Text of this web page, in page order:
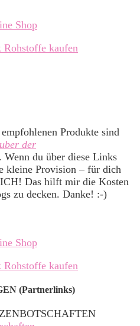
Produkte sind
der
du über diese Links
kleine Provision – für dich
Das hilft mir die Kosten
zu decken. Danke! :-)
(Partnerlinks)